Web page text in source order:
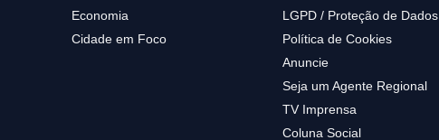
Economia
Cidade em Foco
LGPD / Proteção de Dados
Política de Cookies
Anuncie
Seja um Agente Regional
TV Imprensa
Coluna Social